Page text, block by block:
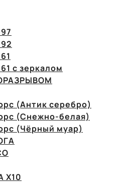
с зеркалом
(Антик серебро)
(Снежно-белая)
(Чёрный муар)
Х10